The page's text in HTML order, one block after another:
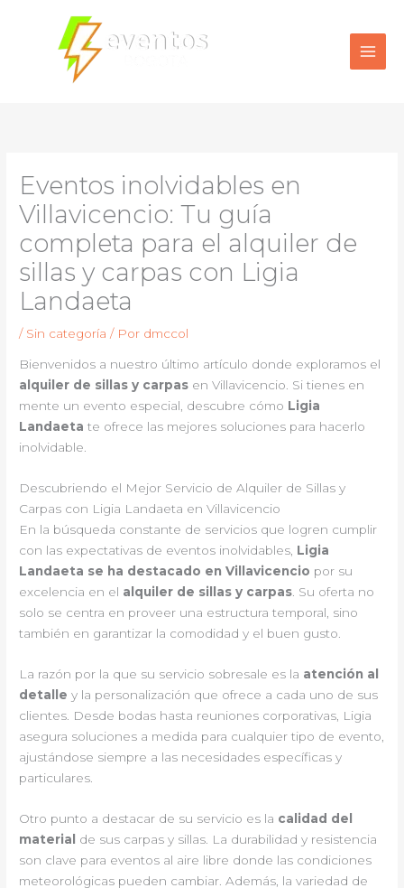
contenido
Eventos inolvidables en
Villavicencio: Tu guía
completa para el alquiler de
sillas y carpas con Ligia
Landaeta
/ Sin categoría / Por dmccol
Bienvenidos a nuestro último artículo donde exploramos el
alquiler de sillas y carpas en Villavicencio. Si tienes en
mente un evento especial, descubre cómo Ligia
Landaeta te ofrece las mejores soluciones para hacerlo
inolvidable.
Descubriendo el Mejor Servicio de Alquiler de Sillas y
Carpas con Ligia Landaeta en Villavicencio
En la búsqueda constante de servicios que logren cumplir
con las expectativas de eventos inolvidables, Ligia
Landaeta se ha destacado en Villavicencio por su
excelencia en el alquiler de sillas y carpas . Su oferta no
solo se centra en proveer una estructura temporal, sino
también en garantizar la comodidad y el buen gusto.
La razón por la que su servicio sobresale es la atención al
detalle y la personalización que ofrece a cada uno de sus
clientes. Desde bodas hasta reuniones corporativas, Ligia
asegura soluciones a medida para cualquier tipo de evento,
ajustándose siempre a las necesidades específicas y
particulares.
Otro punto a destacar de su servicio es la calidad del
material
de sus carpas y sillas. La durabilidad y resistencia
son clave para eventos al aire libre donde las condiciones
meteorológicas pueden cambiar. Además, la variedad de